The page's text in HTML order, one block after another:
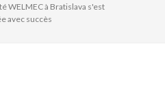
WELMEC à Bratislava s'est
avec succès